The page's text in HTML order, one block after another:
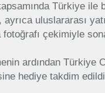
Türkiye
uluslararası
fotoğrafı çekimiyle
ardından
hediye takdim